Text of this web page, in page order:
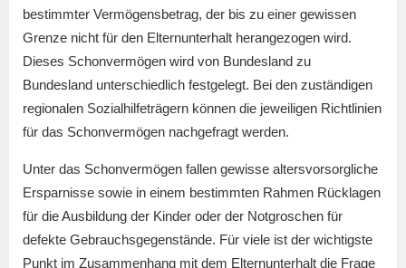
bestimmter Vermögensbetrag, der bis zu einer gewissen
Grenze nicht für den Elternunterhalt herangezogen wird.
Dieses Schonvermögen wird von Bundesland zu
Bundesland unterschiedlich festgelegt. Bei den zuständigen
regionalen Sozialhilfeträgern können die jeweiligen Richtlinien
für das Schonvermögen nachgefragt werden.
Unter das Schonvermögen fallen gewisse altersvorsorgliche
Ersparnisse sowie in einem bestimmten Rahmen Rücklagen
für die Ausbildung der Kinder oder der Notgroschen für
defekte Gebrauchsgegenstände. Für viele ist der wichtigste
Punkt im Zusammenhang mit dem Elternunterhalt die Frage